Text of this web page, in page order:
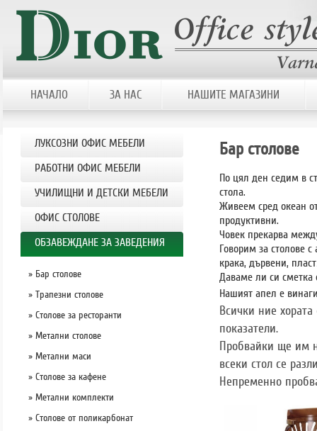
НАЧАЛО ЗА НАС НАШИТЕ МАГАЗИНИ
ЛУКСОЗНИ ОФИС МЕБЕЛИ
РАБОТНИ ОФИС МЕБЕЛИ
УЧИЛИЩНИ И ДЕТСКИ МЕБЕЛИ
OФИС СТОЛОВЕ
ОБЗАВЕЖДАНЕ ЗА ЗАВЕДЕНИЯ
» Бар столове
» Tрaпезни столове
» Столове за ресторанти
» Метални столове
» Метални маси
» Столове за кафене
» Метални комплекти
» Столове от поликарбонат
Бар столове
По цял ден седим в
стола.
Живеем сред океан
продуктивни.
Човек прекарва
Говорим за столове
крака, дървени,
Даваме ли си сметка
Нашият апел е
Всички ние
показатели.
Пробвайки ще им
всеки стол се
Непременно